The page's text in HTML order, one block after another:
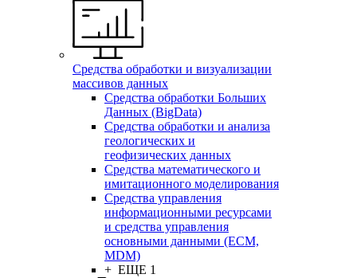
Средства обработки и визуализации
массивов данных
Средства обработки Больших
Данных (BigData)
Средства обработки и анализа
геологических и
геофизических данных
Средства математического и
имитационного моделирования
Средства управления
информационными ресурсами
и средства управления
основными данными (ECM,
MDM)
+ ЕЩЕ 1